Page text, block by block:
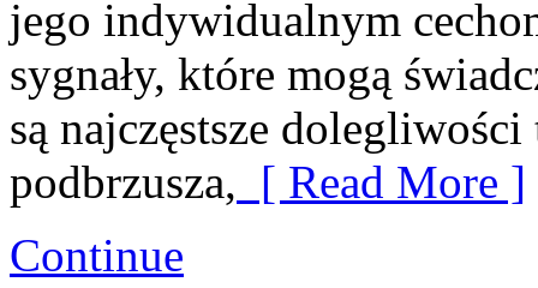
jego indywidualnym
sygnały, które mogą
są najczęstsze
podbrzusza, [ Read More ]
Continue